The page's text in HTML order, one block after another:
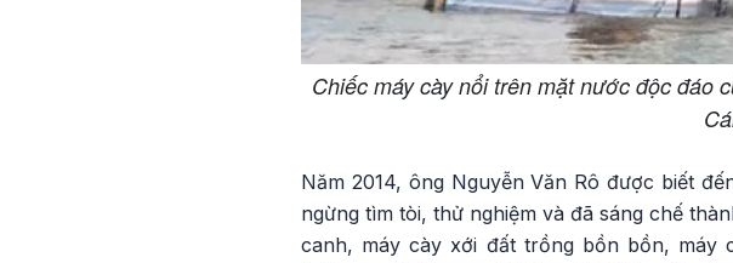
Chiếc máy cày nổi trên mặt nước độc đáo
Năm 2014, ông Nguyễn Văn Rô được biết
ngừng tìm tòi, thử nghiệm và đã sáng chế
canh, máy cày xới đất trồng bồn bồn, máy